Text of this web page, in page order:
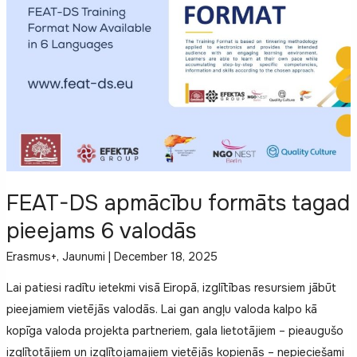
FEAT-DS apmācību formāts tagad
pieejams 6 valodās
Erasmus+, Jaunumi | December 18, 2025
Lai patiesi radītu ietekmi visā Eiropā, izglītības resursiem jābūt
pieejamiem vietējās valodās. Lai gan angļu valoda kalpo kā
kopīga valoda projekta partneriem, gala lietotājiem – pieaugušo
izglītotājiem un izglītojamajiem vietējās kopienās – nepieciešami